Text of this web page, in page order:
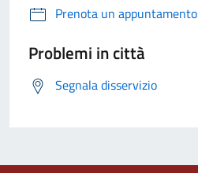
Prenota un appuntamento
Problemi in città
Segnala disservizio